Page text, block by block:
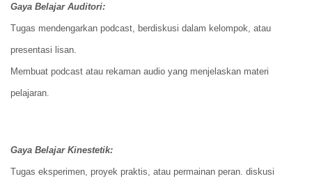
Gaya Belajar Auditori:
Tugas mendengarkan podcast, berdiskusi dalam kelompok, atau
presentasi lisan.
Membuat podcast atau rekaman audio yang menjelaskan materi
pelajaran.
Gaya Belajar Kinestetik:
Tugas eksperimen, proyek praktis, atau permainan peran. diskusi